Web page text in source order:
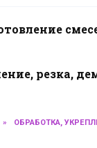
резка,
» ОБРАБОТКА,